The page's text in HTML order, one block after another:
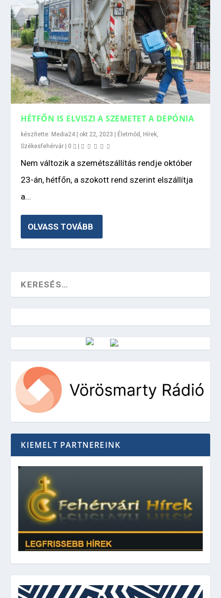
HÉTFŐN IS ELVISZI A SZEMETET A DEPÓNIA
készítette: Media24 okt 22, 2023 Életmód , Hírek,
Székesfehérvár
0
Nem változik a szemétszállítás rendje október
23-án, hétfőn, a szokott rend szerint elszállítja
a...
OLVASS TOVÁBB
Vörösmarty Rádió
KIEMELT PARTNEREINK